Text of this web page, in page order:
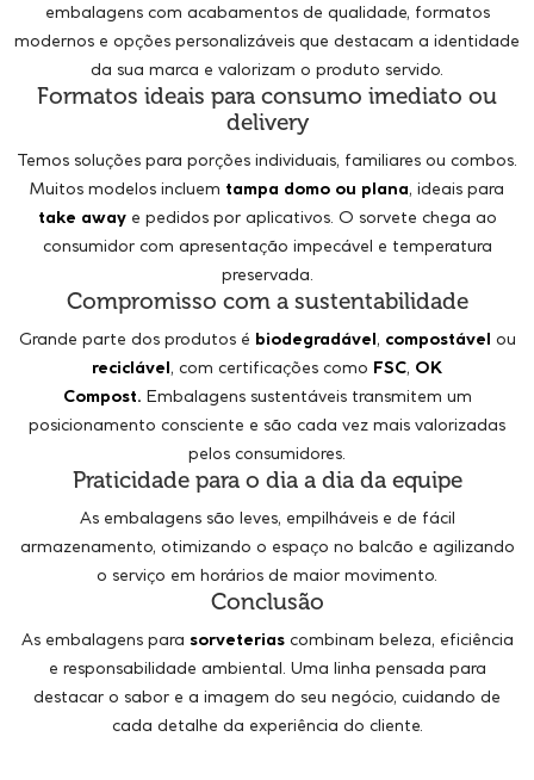
embalagens com acabamentos de qualidade, formatos
modernos e opções personalizáveis que destacam a identidade
da sua marca e valorizam o produto servido.
Formatos ideais para consumo imediato ou
delivery
Temos soluções para porções individuais, familiares ou combos.
Muitos modelos incluem tampa domo ou plana, ideais para
take awaye pedidos por aplicativos. O sorvete chega ao
consumidor com apresentação impecável e temperatura
preservada.
Compromisso com a sustentabilidade
Grande parte dos produtos é biodegradável, compostável ou
reciclável, com certificações como FSC, OK
Compost. Embalagens sustentáveis transmitem um
posicionamento consciente e são cada vez mais valorizadas
pelos consumidores.
Praticidade para o dia a dia da equipe
As embalagens são leves, empilháveis e de fácil
armazenamento, otimizando o espaço no balcão e agilizando
o serviço em horários de maior movimento.
Conclusão
As embalagens para sorveteriascombinam beleza, eficiência
e responsabilidade ambiental. Uma linha pensada para
destacar o sabor e a imagem do seu negócio, cuidando de
cada detalhe da experiência do cliente.